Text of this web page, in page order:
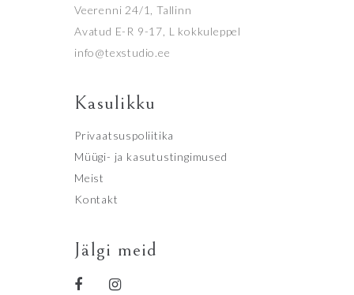
Veerenni 24/1, Tallinn
Avatud E-R 9-17, L kokkuleppel
info@texstudio.ee
Kasulikku
Privaatsuspoliitika
Müügi- ja kasutustingimused
Meist
Kontakt
Jälgi meid